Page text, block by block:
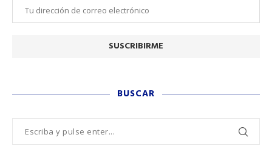
BUSCAR